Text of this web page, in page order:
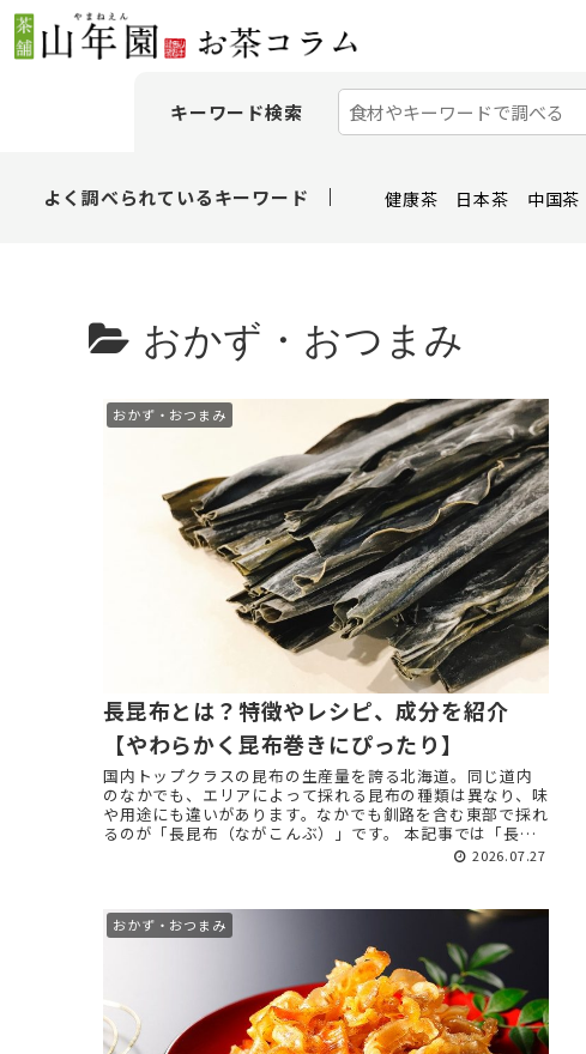
キーワード検索
よく調べられているキーワード 健康茶 日本茶 中国茶
おかず・おつまみ
おかず・おつまみ
長昆布とは？特徴やレシピ、成分を紹介
【やわらかく昆布巻きにぴったり】
国内トップクラスの昆布の生産量を誇る北海道。同じ道内
のなかでも、エリアによって採れる昆布の種類は異なり、味
や用途にも違いがあります。なかでも釧路を含む東部で採れ
るのが「長昆布（ながこんぶ）」です。 本記事では「長昆
2026.07.27
おかず・おつまみ